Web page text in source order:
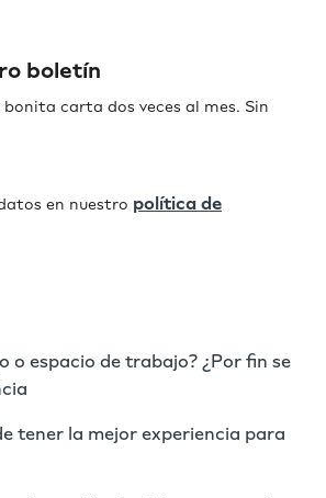
boletín
bonita carta dos veces al mes. Sin
en nuestro política de
o espacio de trabajo? ¿Por fin se
tener la mejor experiencia para